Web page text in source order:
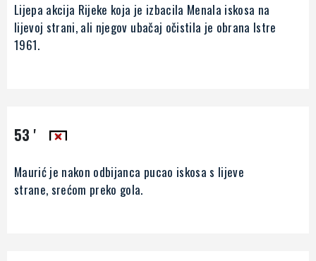
Lijepa akcija Rijeke koja je izbacila Menala iskosa na
lijevoj strani, ali njegov ubačaj očistila je obrana Istre
1961.
53 '
Maurić je nakon odbijanca pucao iskosa s lijeve
strane, srećom preko gola.